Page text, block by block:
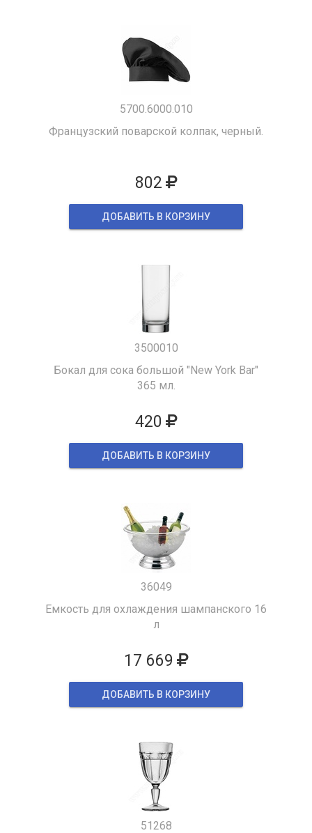
5700.6000.010
Французский поварской колпак, черный.
802
ДОБАВИТЬ В КОРЗИНУ
3500010
Бокал для сока большой "New York Bar"
365 мл.
420
ДОБАВИТЬ В КОРЗИНУ
36049
Емкость для охлаждения шампанского 16
л
17 669
ДОБАВИТЬ В КОРЗИНУ
51268